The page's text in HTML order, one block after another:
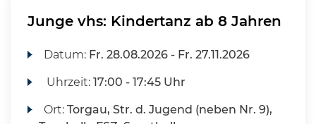
Junge vhs: Kindertanz ab 8 Jahren
Datum: Fr. 28.08.2026 - Fr. 27.11.2026
Uhrzeit:17:00 - 17:45 Uhr
Ort:Torgau, Str. d. Jugend (neben Nr. 9),